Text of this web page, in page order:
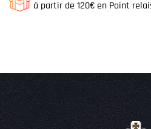
à partir de 120€ en Point